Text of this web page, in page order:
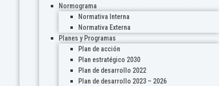
Normograma
Normativa Interna
Normativa Externa
Planes y Programas
Plan de acción
Plan estratégico 2030
Plan de desarrollo 2022
Plan de desarrollo 2023 – 2026